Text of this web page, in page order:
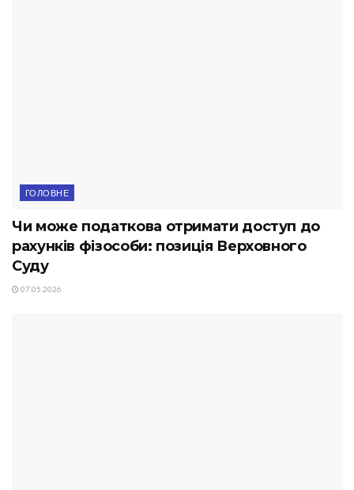
ГОЛОВНЕ
Чи може податкова отримати доступ до
рахунків фізособи: позиція Верховного
Суду
07.05.2026